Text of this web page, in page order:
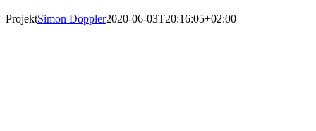
ProjektSimon Doppler2020-06-03T20:16:05+02:00